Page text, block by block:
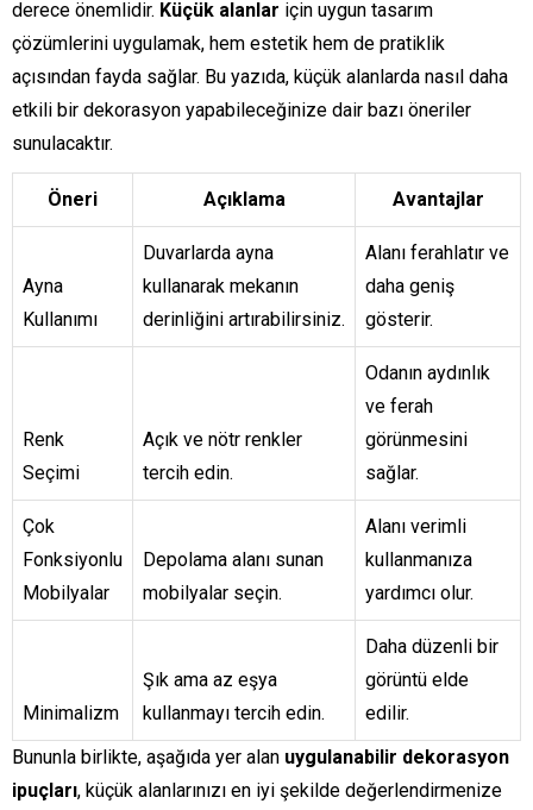
derece önemlidir. Küçük alanlar için uygun tasarım
çözümlerini uygulamak, hem estetik hem de pratiklik
açısından fayda sağlar. Bu yazıda, küçük alanlarda nasıl daha
etkili bir dekorasyon yapabileceğinize dair bazı öneriler
sunulacaktır.
Öneri Açıklama Avantajlar
Ayna
Kullanımı
Duvarlarda ayna
kullanarak mekanın
derinliğini artırabilirsiniz.
Alanı ferahlatır ve
daha geniş
gösterir.
Renk
Seçimi
Açık ve nötr renkler
tercih edin.
Odanın aydınlık
ve ferah
görünmesini
sağlar.
Çok
Fonksiyonlu
Mobilyalar
Depolama alanı sunan
mobilyalar seçin.
Alanı verimli
kullanmanıza
yardımcı olur.
Minimalizm
Şık ama az eşya
kullanmayı tercih edin.
Daha düzenli bir
görüntü elde
edilir.
Bununla birlikte, aşağıda yer alan uygulanabilir dekorasyon
ipuçları, küçük alanlarınızı en iyi şekilde değerlendirmenize